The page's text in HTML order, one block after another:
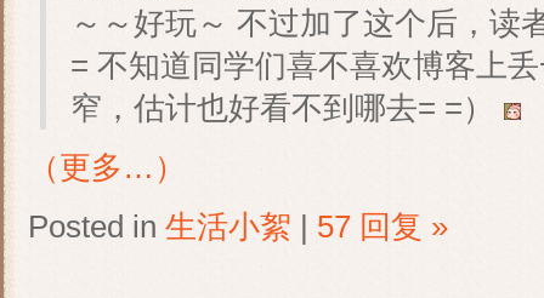
～～好玩～ 不过加了这个后，
= 不知道同学们喜不喜欢博客上
窄，估计也好看不到哪去= =）
（更多…）
Posted in 生活小絮 | 57 回复 »